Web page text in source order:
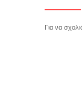
Για να